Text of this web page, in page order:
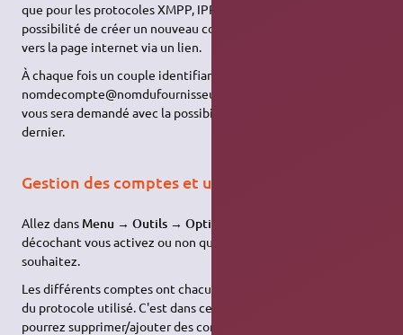
que pour les protocoles XMPP, IPPI, Jitsi vous donnera la
possibilité de créer un nouveau compte ou de vous rediriger
vers la page internet via un lien.
À chaque fois un couple identifiant (souvent du genre
nomdecompte@nomdufournisseur_IM.net) et un mot de passe
vous sera demandé avec la possibilité d'enregistrer ou pas ce
dernier.
Gestion des comptes et utilisations avancées
Allez dans Menu →Outils →Option
décochant vous activez ou non que les comptes que vous
souhaitez.
Les différents comptes ont chacun une icône représentative
du protocole utilisé. C'est dans ce même espace que vous
pourrez supprimer/ajouter des comptes ou accéder aux